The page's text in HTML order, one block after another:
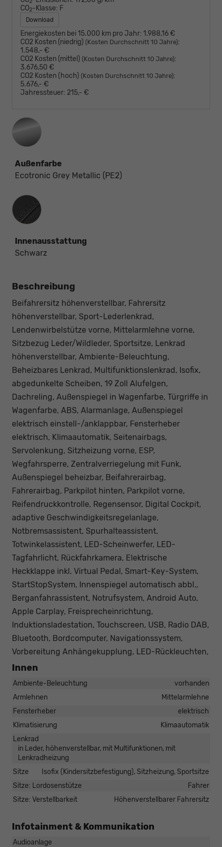
2
CO2-Klasse: F
Download
Energiekosten bei 15.000 km pro Jahr: 1.988,16 €
CO2 Kosten (niedrig) (Kosten Durchschnitt 10 Jahre):
1.548,- €
CO2 Kosten (mittel) (Kosten Durchschnitt 10 Jahre):
3.676,50 €
CO2 Kosten (hoch) (Kosten Durchschnitt 10 Jahre):
5.676,- €
Jahressteuer: 215,- €
Außenfarbe
Ecotronic Grey Metallic (PE2)
Innenausstattung
Innenausstattung
Schwarz
Beschreibung
Beifahrersitz höhenverstellbar, Fahrersitz
höhenverstellbar, Sport-Lederlenkrad,
Lendenwirbelstütze vorne, Mittelarmlehne vorne,
Sitzbezug Leder/Wildleder, Sportsitze, Lenkrad
höhenverstellbar, Ambiente-Beleuchtung,
Beheizbares Lenkrad, Multifunktionslenkrad, Isofix,
abgedunkelte Scheiben, 19 Zoll Alufelgen,
Dachreling, Außenspiegel in Wagenfarbe, Türgriffe in
Wagenfarbe, ABS, Alarmanlage, Außenspiegel
elektrisch einstell-/anklappbar, Fensterheber
elektrisch, Klimaautomatik, Seitenairbags,
Servolenkung, Sitzheizung vorne, ESP,
Wegfahrsperre, Zentralverriegelung mit Funk,
Außenspiegel beheizbar, Beifahrerairbag,
Fahrerairbag, Parkpilot hinten, Parkpilot vorne,
Reifendruckkontrolle, Regensensor, Digital Cockpit,
adaptive Geschwindigkeitsregelanlage,
Notbremsassistent, Spurhalteassistent,
Totwinkelassistent, LED-Scheinwerfer, LED-
Tagfahrlicht, Rückfahrkamera, Elektrische
Heckklappe inkl. Virtual Pedal, Smart-Key-System,
StartStopSystem, Innenspiegel automatisch abbl.,
Berganfahrassistent, Notrufsystem, Android Auto,
Apple Carplay, Freisprecheinrichtung,
Induktionsladestation, Touchscreen, USB, Radio DAB,
Bluetooth, Bordcomputer, Navigationssystem,
Vorbereitung Anhängekupplung, LED-Rückleuchten,
Innen
Ambiente-Beleuchtung
vorhanden
Armlehnen
Mittelarmlehne
Fensterheber
elektrisch
Klimatisierung
Klimaautomatik
Lenkrad
in Leder, höhenverstellbar, mit Multifunktionen, mit
Lenkradheizung
Sitze
Isofix (Kindersitzbefestigung), Sitzheizung, Sportsitze
Sitze: Lordosenstütze
Fahrer
Sitze: Verstellbarkeit
Höhenverstellbarer Fahrersitz
Infotainment & Kommunikation
Audioanlage